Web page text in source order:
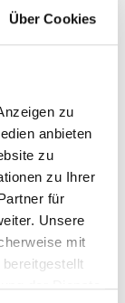
Über Cookies
zu
anbieten
zu
zu Ihrer
für
Unsere
mit
der Dienste